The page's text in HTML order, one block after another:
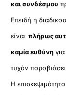
και συνδέσμου
Επειδή η
είναιπλήρως
καμία ευθύνη
τυχόν
Η